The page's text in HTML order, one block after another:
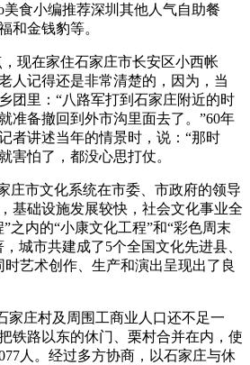
食小编推荐深圳其他人气自助餐
和金钱豹等。
，现在家住石家庄市长安区小西帐
人记得还是非常清楚的，因为，当
团里：“八路军打到石家庄附近的时
准备撤回到外市沟里面去了。”60年
者讲述当年的情景时，说：“那时
害怕了，都没心思打仗。
庄市文化系统在市委、市政府的领导
基础设施发展较快，社会文化事业全
之内的“小康文化工程”和“彩色周末
城市共建成了5个全国文化先进县、
艺术创作、生产和演出呈现出了良
家庄村及周围工商业人口还不足一
铁路以东的休门、栗村合并在内，使
人。经过多方协商，以石家庄与休